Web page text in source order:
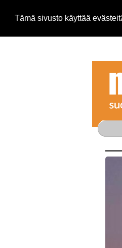
Tämä sivusto käyttää